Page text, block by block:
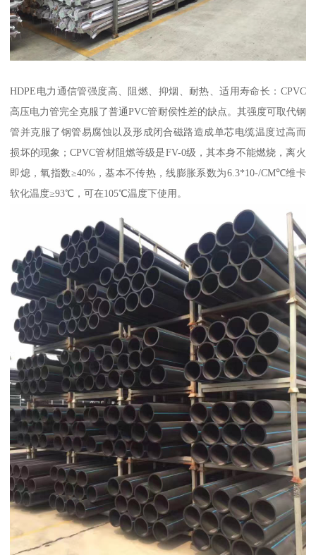
HDPE电力通信管强度高、阻燃、抑烟、耐热、适用寿命长：CPVC
高压电力管完全克服了普通PVC管耐侯性差的缺点。其强度可取代钢
管并克服了钢管易腐蚀以及形成闭合磁路造成单芯电缆温度过高而
损坏的现象；CPVC管材阻燃等级是FV-0级，其本身不能燃烧，离火
即熄，氧指数≥40%，基本不传热，线膨胀系数为6.3*10-/CM℃维卡
软化温度≥93℃，可在105℃温度下使用。